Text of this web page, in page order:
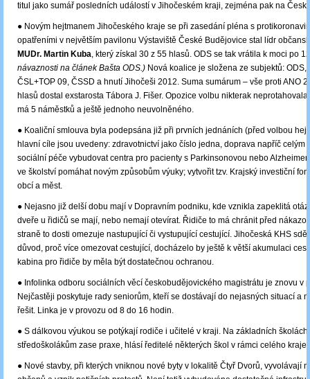
titul jako sumář posledních událostí v Jihočeském kraji, zejména pak na
● Novým hejtmanem Jihočeského kraje se při zasedání pléna s
opatřeními v největším pavilonu Výstaviště České Budějovice stal lídr
MUDr. Martin Kuba, který získal 30 z 55 hlasů. ODS se tak vrátila k moci po
návaznosti na článek Bašta ODS.) Nová koalice je složena ze subjektů: ODS,
ČSL+TOP 09, ČSSD a hnutí Jihočeši 2012. Suma sumárum – vše proti ANO
hlasů dostal exstarosta Tábora J. Fišer. Opozice volbu nikterak
má 5 náměstků a ještě jednoho neuvolněného.
● Koaliční smlouva byla podepsána již při prvních jednáních (před volbou
hlavní cíle jsou uvedeny: zdravotnictví jako číslo jedna, doprava napříč celým
sociální péče vybudovat centra pro pacienty s Parkinsonovou nebo
ve školství pomáhat novým způsobům výuky; vytvořit tzv. Krajský investiční
obcí a měst.
● Nejasno již delší dobu mají v Dopravním podniku, kde vznikla zapeklitá
dveře u řidičů se mají, nebo nemají otevírat. Řidiče to má chránit před
straně to dosti omezuje nastupující či vystupující cestující. Jihočeská KHS
důvod, proč více omezovat cestující, docházelo by ještě k větší akumulaci
kabina pro řidiče by měla být dostatečnou ochranou.
● Infolinka odboru sociálních věcí českobudějovického magistrátu je znovu v
Nejčastěji poskytuje rady seniorům, kteří se dostávají do nejasných situací a
řešit. Linka je v provozu od 8 do 16 hodin.
● S dálkovou výukou se potýkají rodiče i učitelé v kraji. Na základních
středoškolákům zase praxe, hlásí ředitelé některých škol v rámci celého kraje.
● Nové stavby, při kterých vniknou nové byty v lokalitě Čtyř Dvorů, vyvolávají